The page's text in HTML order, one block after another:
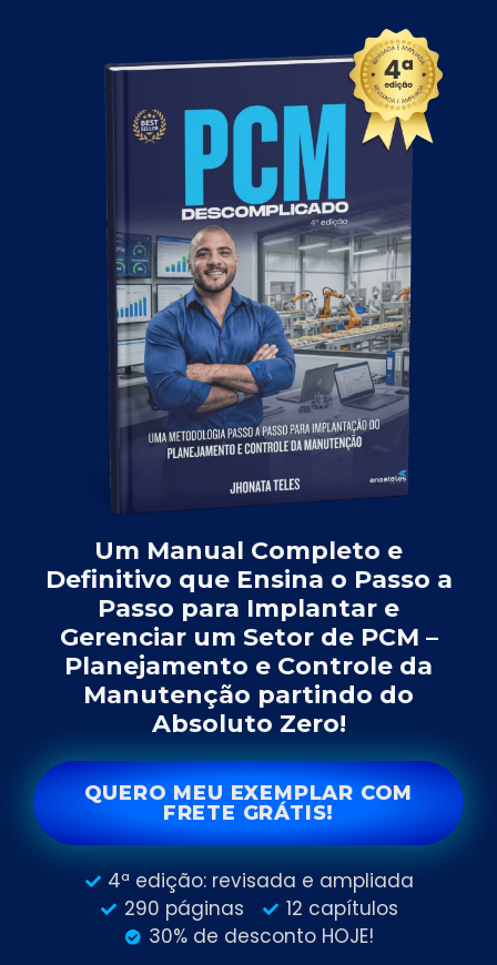
Um Manual Completo e
Definitivo que Ensina o Passo a
Passo para Implantar e
Gerenciar um Setor de PCM –
Planejamento e Controle da
Manutenção partindo do
Absoluto Zero!
QUERO MEU EXEMPLAR COM
FRETE GRÁTIS!
4ª edição: revisada e ampliada
290 páginas
12 capítulos
30% de desconto HOJE!